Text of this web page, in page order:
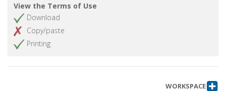
View the Terms of Use
Download
Copy/paste
Printing
WORKSPACE